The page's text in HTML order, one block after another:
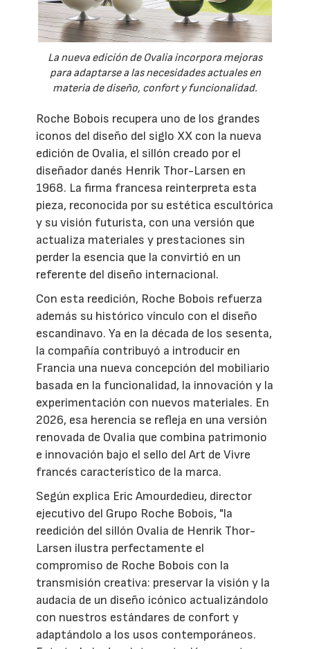
La nueva edición de Ovalia incorpora mejoras
para adaptarse a las necesidades actuales en
materia de diseño, confort y funcionalidad.
Roche Bobois recupera uno de los grandes
iconos del diseño del siglo XX con la nueva
edición de Ovalia, el sillón creado por el
diseñador danés Henrik Thor-Larsen en
1968. La firma francesa reinterpreta esta
pieza, reconocida por su estética escultórica
y su visión futurista, con una versión que
actualiza materiales y prestaciones sin
perder la esencia que la convirtió en un
referente del diseño internacional.
Con esta reedición, Roche Bobois refuerza
además su histórico vínculo con el diseño
escandinavo. Ya en la década de los sesenta,
la compañía contribuyó a introducir en
Francia una nueva concepción del mobiliario
basada en la funcionalidad, la innovación y la
experimentación con nuevos materiales. En
2026, esa herencia se refleja en una versión
renovada de Ovalia que combina patrimonio
e innovación bajo el sello del Art de Vivre
francés característico de la marca.
Según explica Eric Amourdedieu, director
ejecutivo del Grupo Roche Bobois, "la
reedición del sillón Ovalia de Henrik Thor-
Larsen ilustra perfectamente el
compromiso de Roche Bobois con la
transmisión creativa: preservar la visión y la
audacia de un diseño icónico actualizándolo
con nuestros estándares de confort y
adaptándolo a los usos contemporáneos.